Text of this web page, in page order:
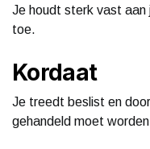
Je houdt sterk vast aan
toe.
Kordaat
Je treedt beslist en
gehandeld moet